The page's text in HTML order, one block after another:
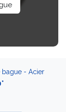
bague - Acier